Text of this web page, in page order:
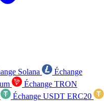
Solana
Échange
Échange TRON
Échange USDT ERC20